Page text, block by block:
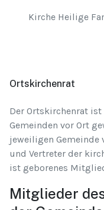
Kirche Heilige
Ortskirchenrat
Der Ortskirchenrat
Gemeinden vor Ort
jeweiligen
und Vertreter der
ist geborenes
Mitglieder